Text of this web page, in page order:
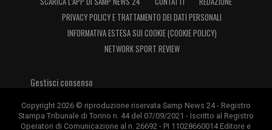
PRIVACY POLICY E TRATTAMENTO DEI DATI PERSONALI
INFORMATIVA ESTESA SUI COOKIE (COOKIE POLICY)
NETWORK SPORT REVIEW
Gestisci consenso
Copyright 2026 © riproduzione riservata Samp News 24 - Registro
Stampa Tribunale di Torino n. 44 del 07/09/2021 - Iscritto al Registro
Operatori di Comunicazione al n. 26692 - PI 11028660014 Editore e